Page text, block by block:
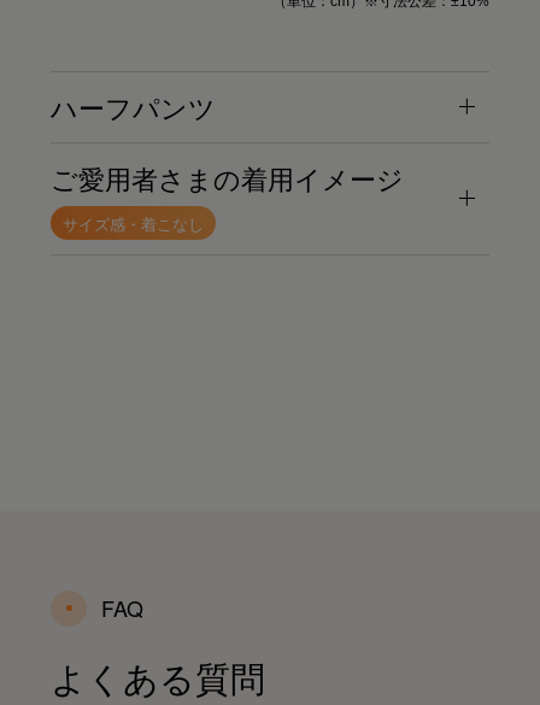
ハーフパンツ
ご愛用者さまの着用イメージ
サイズ感・着こなし
FAQ
よくある質問